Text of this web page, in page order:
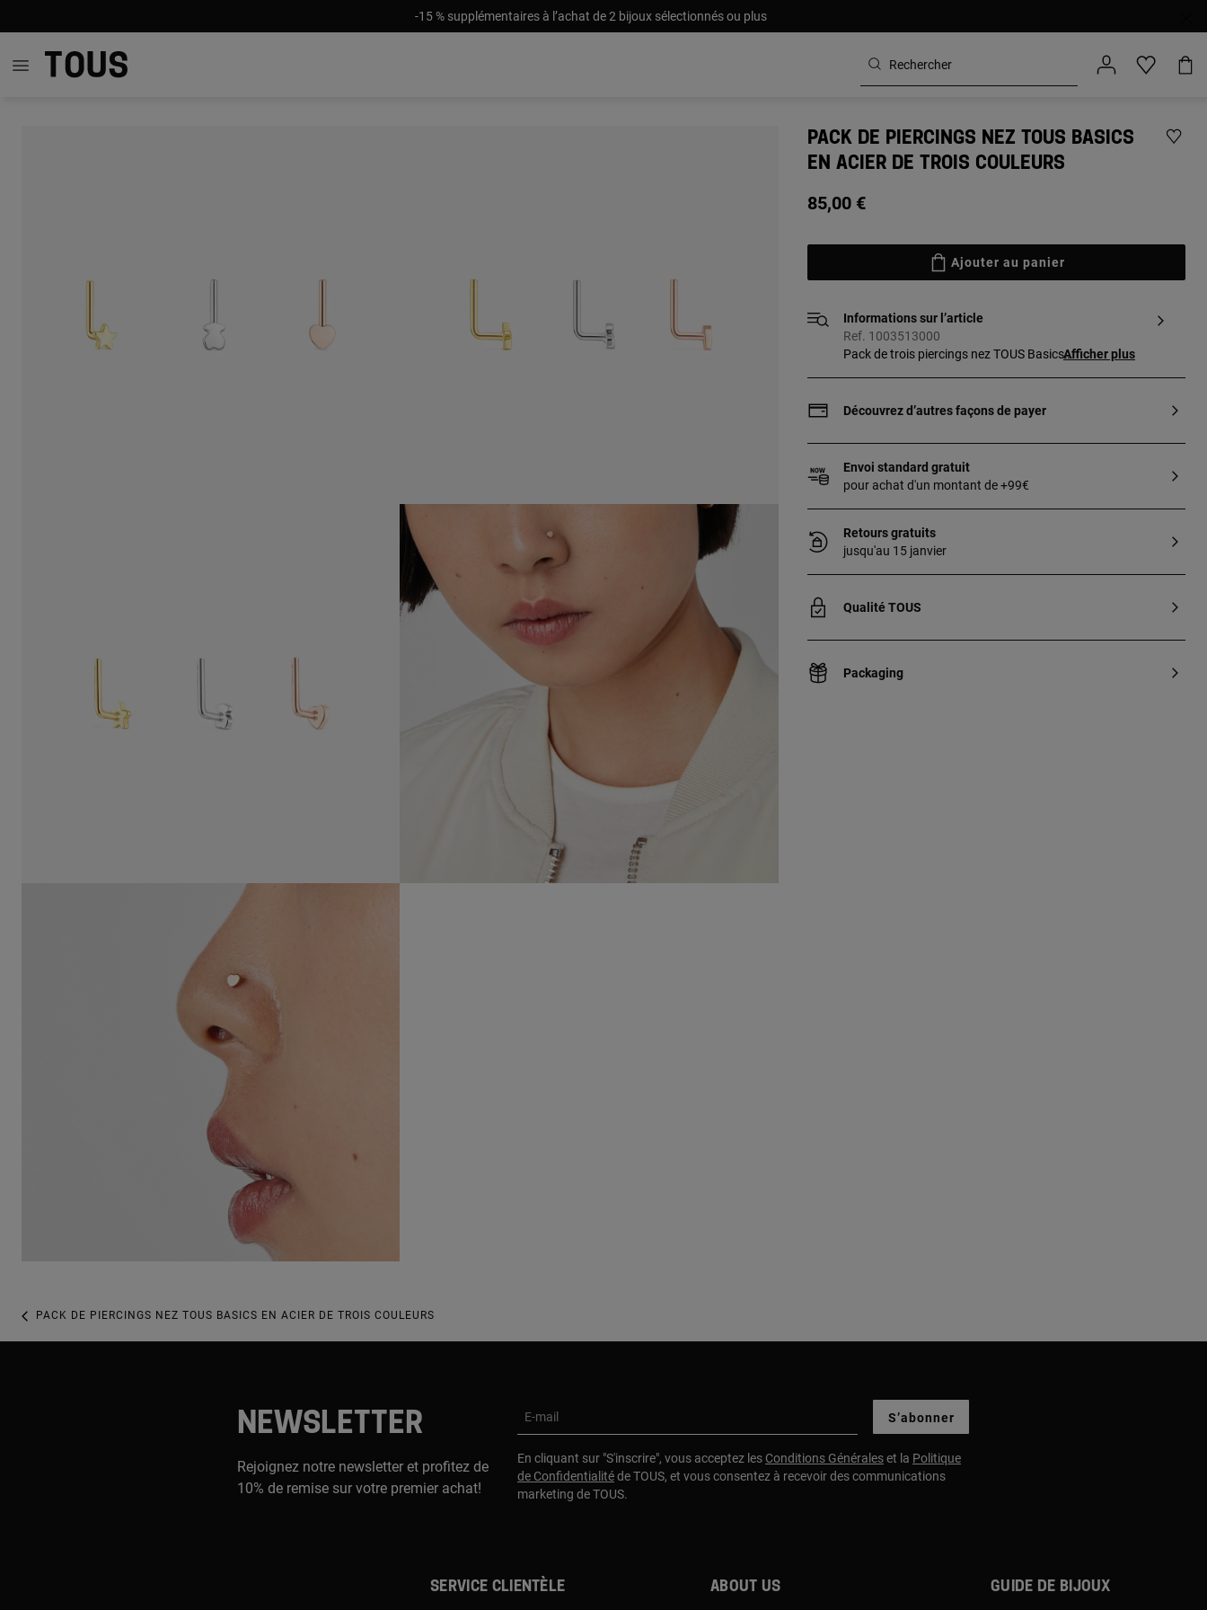
-15 % supplémentaires à l’achat de 2 bijoux sélectionnés ou plus
PACK DE PIERCINGS NEZ TOUS BASICS
EN ACIER DE TROIS COULEURS
85,00 €
Ajouter au panier
Informations sur l’article
Ref. 1003513000
Pack de trois piercings nez TOUS Basics
(acier IP rosé) de 3 mm. [Piercing fabriqué
hypoallergénique, non stérilisé. Bijou de
seconde pose. Utilisation recommandée
pour le nez.] Technique de production :
Afficher plus
Découvrez d’autres façons de payer
Envoi standard gratuit
pour achat d'un montant de +99€
Retours gratuits
jusqu'au 15 janvier
Qualité TOUS
Packaging
PACK DE PIERCINGS NEZ TOUS BASICS EN ACIER DE TROIS COULEURS
NEWSLETTER
Rejoignez notre newsletter et profitez de
10% de remise sur votre premier achat!
E-mail S’abonner
En cliquant sur "S'inscrire", vous acceptez les Conditions Généraleset la Politique
de Confidentialitéde TOUS, et vous consentez à recevoir des communications
marketing de TOUS.
Service clientèle About us Guide de bijoux